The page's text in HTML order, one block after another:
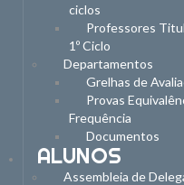
ciclos
Professores
1º Ciclo
Departamentos
Grelhas de
Provas
Frequência
Documentos
ALUNOS
Assembleia de